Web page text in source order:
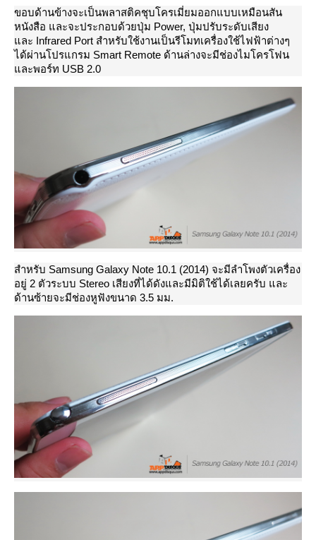
ขอบด้านข้างจะเป็นพลาสติคชุบโครเมี่ยมออกแบบเหมือนสัน
หนังสือ และจะประกอบด้วยปุ่ม Power, ปุ่มปรับระดับเสียง
ละ Infrared Port สำหรับใช้งานเป็นรีโมทเครื่องใช้ไฟฟ้าต่างๆ
ได้ผ่านโปรแกรม Smart Remote ด้านล่างจะมีช่องไมโครโฟน
ละพอร์ท USB 2.0
สำหรับ Samsung Galaxy Note 10.1 (2014) จะมีลำโพงตัวเครื่อง
อยู่ 2 ตัวระบบ Stereo เสียงที่ได้ดังและมีมิติใช้ได้เลยครับ และ
ด้านซ้ายจะมีช่องหูฟังขนาด 3.5 มม.